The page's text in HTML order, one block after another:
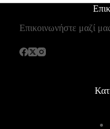
Επικοινωνήστε μαζί